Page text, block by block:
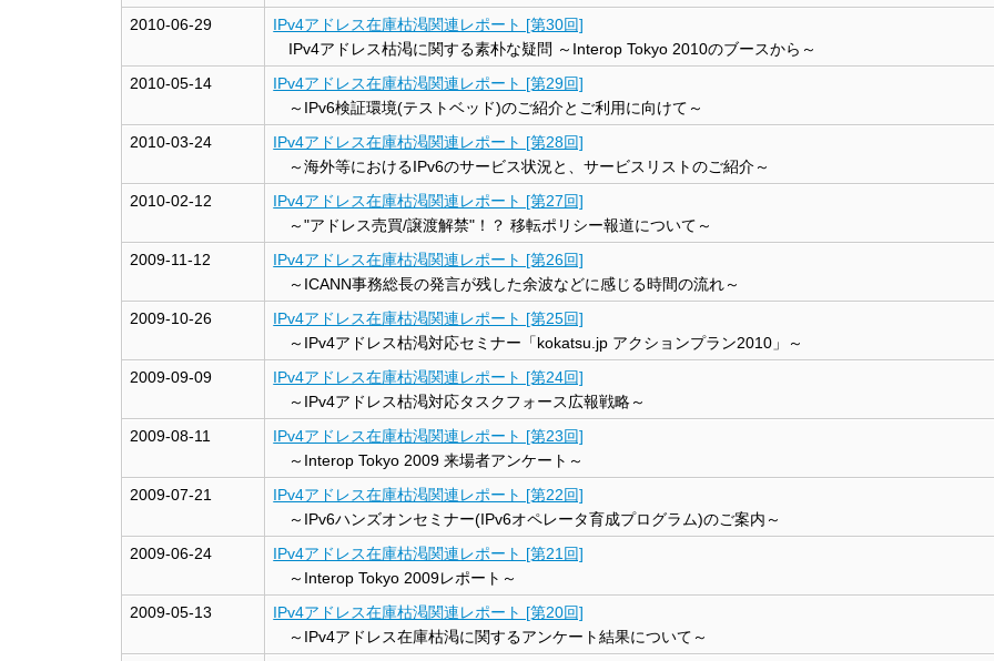
2010-06-29
IPv4アドレス在庫枯渇関連レポート [第30回]
IPv4アドレス枯渇に関する素朴な疑問 ～Interop Tokyo 2010のブースから～
2010-05-14
IPv4アドレス在庫枯渇関連レポート [第29回]
～IPv6検証環境(テストベッド)のご紹介とご利用に向けて～
2010-03-24
IPv4アドレス在庫枯渇関連レポート [第28回]
～海外等におけるIPv6のサービス状況と、サービスリストのご紹介～
2010-02-12
IPv4アドレス在庫枯渇関連レポート [第27回]
～"アドレス売買/譲渡解禁"！？ 移転ポリシー報道について～
2009-11-12
IPv4アドレス在庫枯渇関連レポート [第26回]
～ICANN事務総長の発言が残した余波などに感じる時間の流れ～
2009-10-26
IPv4アドレス在庫枯渇関連レポート [第25回]
～IPv4アドレス枯渇対応セミナー「kokatsu.jp アクションプラン2010」～
2009-09-09
IPv4アドレス在庫枯渇関連レポート [第24回]
～IPv4アドレス枯渇対応タスクフォース広報戦略～
2009-08-11
IPv4アドレス在庫枯渇関連レポート [第23回]
～Interop Tokyo 2009 来場者アンケート～
2009-07-21
IPv4アドレス在庫枯渇関連レポート [第22回]
～IPv6ハンズオンセミナー(IPv6オペレータ育成プログラム)のご案内～
2009-06-24
IPv4アドレス在庫枯渇関連レポート [第21回]
～Interop Tokyo 2009レポート～
2009-05-13
IPv4アドレス在庫枯渇関連レポート [第20回]
～IPv4アドレス在庫枯渇に関するアンケート結果について～